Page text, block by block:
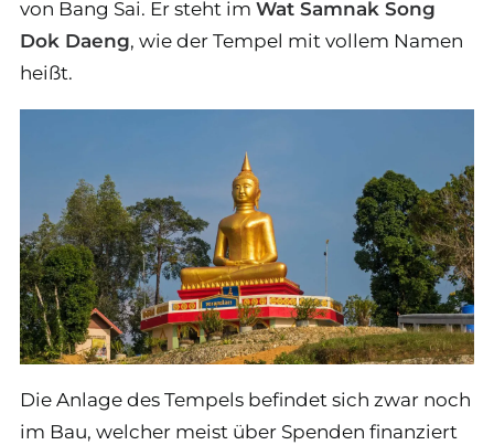
von Bang Sai. Er steht im Wat Samnak Song
Dok Daeng, wie der Tempel mit vollem Namen
heißt.
Die Anlage des Tempels befindet sich zwar noch
im Bau, welcher meist über Spenden finanziert